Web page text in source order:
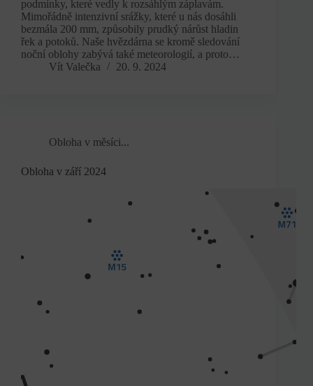
podmínky, které vedly k rozsáhlým záplavám.
Mimořádně intenzivní srážky, které u nás dosáhli
bezmála 200 mm, způsobily prudký nárůst hladin
řek a potoků. Naše hvězdárna se kromě sledování
noční oblohy zabývá také meteorologií, a proto…
Vít Valečka
20. 9. 2024
Obloha v měsíci...
Obloha v září 2024